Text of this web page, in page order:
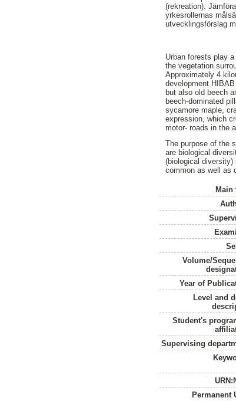
(rekreation).
yrkesrollernas
utvecklingsförslag
Urban forests play
the vegetation
Approximately 4
development
but also old beech
beech-dominated
sycamore maple,
expression, which
motor- roads in the
The purpose of the
are biological
(biological diversity)
common as well as
Main
Volume/
Year of
Level and
Student's
Supervising
Permanent